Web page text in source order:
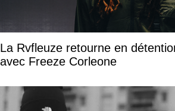
La Rvfleuze retourne en
avec Freeze Corleone